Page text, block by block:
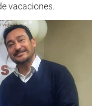
vacaciones.